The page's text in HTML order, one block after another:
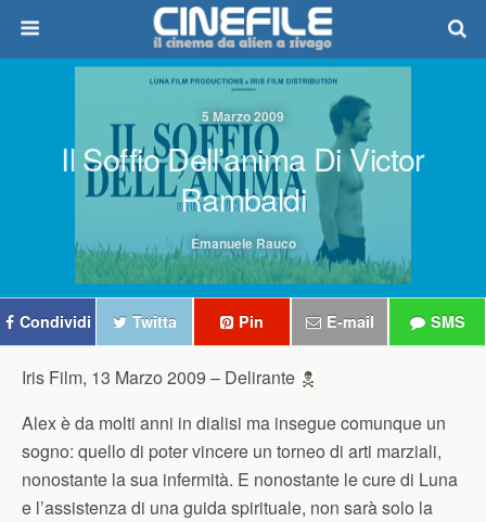
5 Marzo 2009
Il Soffio Dell’anima Di Victor
Rambaldi
Emanuele Rauco
Condividi Twitta Pin E-mail SMS
Iris Film, 13 Marzo 2009 – Delirante
Alex è da molti anni in dialisi ma insegue comunque un
sogno: quello di poter vincere un torneo di arti marziali,
nonostante la sua infermità. E nonostante le cure di Luna
e l’assistenza di una guida spirituale, non sarà solo la